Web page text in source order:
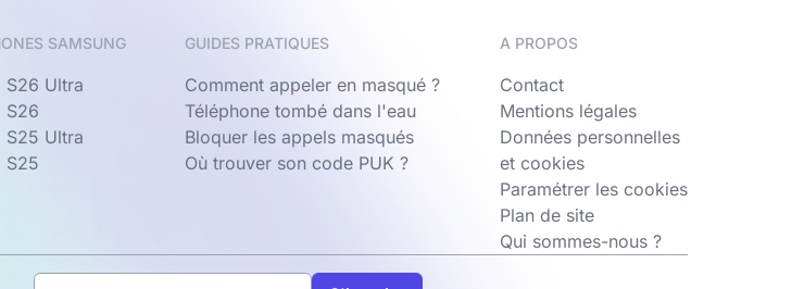
SAMSUNG
S26 Ultra
S26
S25 Ultra
S25
GUIDES PRATIQUES
Comment appeler en masqué ?
Téléphone tombé dans l'eau
Bloquer les appels masqués
Où trouver son code PUK ?
A PROPOS
Contact
Mentions légales
Données personnelles
et cookies
Paramétrer les cookies
Plan de site
Qui sommes-nous ?